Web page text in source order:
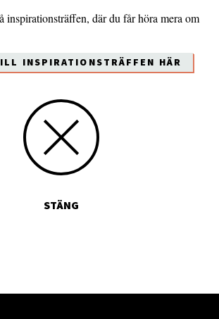
inspirationsträffen, där du får höra mera om
INSPIRATIONSTRÄFFEN HÄR
STÄNG